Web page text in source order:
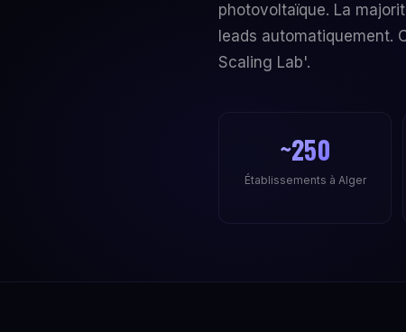
photovoltaïque. La
leads automatiquement.
Scaling Lab'.
~250
Établissements à Alger